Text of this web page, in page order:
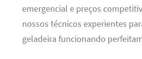
emergencial e preços
nossos técnicos experientes
geladeira funcionando